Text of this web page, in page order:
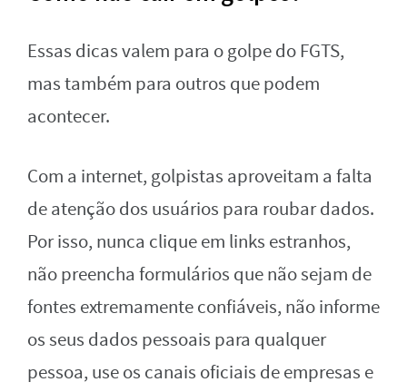
Essas dicas valem para o golpe do FGTS,
mas também para outros que podem
acontecer.
Com a internet, golpistas aproveitam a falta
de atenção dos usuários para roubar dados.
Por isso, nunca clique em links estranhos,
não preencha formulários que não sejam de
fontes extremamente confiáveis, não informe
os seus dados pessoais para qualquer
pessoa, use os canais oficiais de empresas e